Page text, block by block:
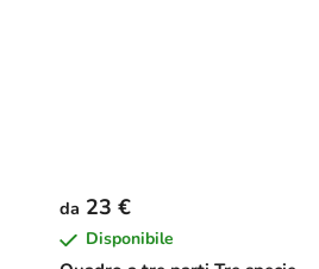
da 23 €
Disponibile